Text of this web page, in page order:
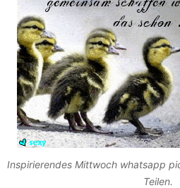
Inspirierendes Mittwoch whatsapp
Teilen.